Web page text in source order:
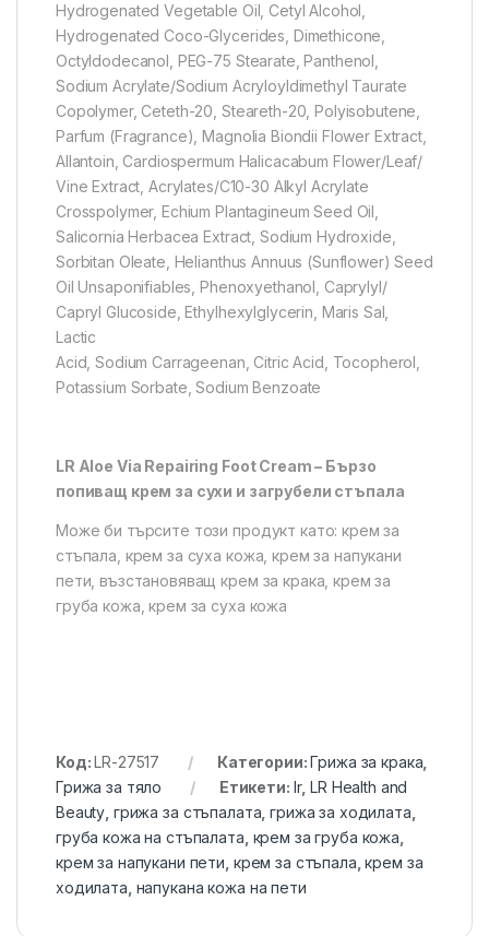
Hydrogenated Vegetable Oil, Cetyl Alcohol,
Hydrogenated Coco-Glycerides, Dimethicone,
Octyldodecanol, PEG-75 Stearate, Panthenol,
Sodium Acrylate/Sodium Acryloyldimethyl Taurate
Copolymer, Ceteth-20, Steareth-20, Polyisobutene,
Parfum (Fragrance), Magnolia Biondii Flower Extract,
Allantoin, Cardiospermum Halicacabum Flower/Leaf/
Vine Extract, Acrylates/C10-30 Alkyl Acrylate
Crosspolymer, Echium Plantagineum Seed Oil,
Salicornia Herbacea Extract, Sodium Hydroxide,
Sorbitan Oleate, Helianthus Annuus (Sunflower) Seed
Oil Unsaponifiables, Phenoxyethanol, Caprylyl/
Capryl Glucoside, Ethylhexylglycerin, Maris Sal,
Lactic
Acid, Sodium Carrageenan, Citric Acid, Tocopherol,
Potassium Sorbate, Sodium Benzoate
LR Aloe Via Repairing Foot Cream – Бързо
попиващ крем за сухи и загрубели стъпала
Може би търсите този продукт като: крем за
стъпала, крем за суха кожа, крем за напукани
пети, възстановяващ крем за крака, крем за
груба кожа, крем за суха кожа
Код:LR-27517 Категории:Грижа за крака
Грижа за тяло
Етикети: lr,LR Health and
Beauty грижа за стъпалата ,грижа за ходилата
груба кожа на стъпалата крем за груба кожа
крем за напукани пети крем за стъпала ,крем за
ходилата напукана кожа на пети